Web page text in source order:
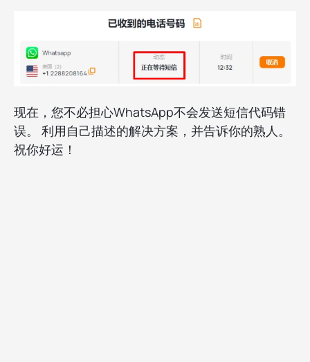
现在，您不必担心WhatsApp不会发送短信代码错
误。 利用自己描述的解决方案，并告诉你的熟人。
祝你好运！